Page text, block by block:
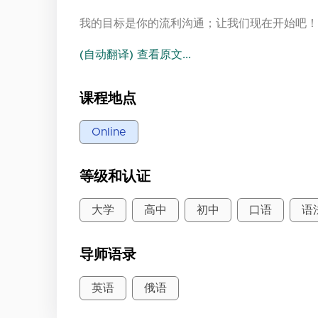
我的目标是你的流利沟通；让我们现在开始吧！
(自动翻译) 查看原文...
课程地点
Online
等级和认证
大学 高中 初中 口语 语
导师语录
英语 俄语